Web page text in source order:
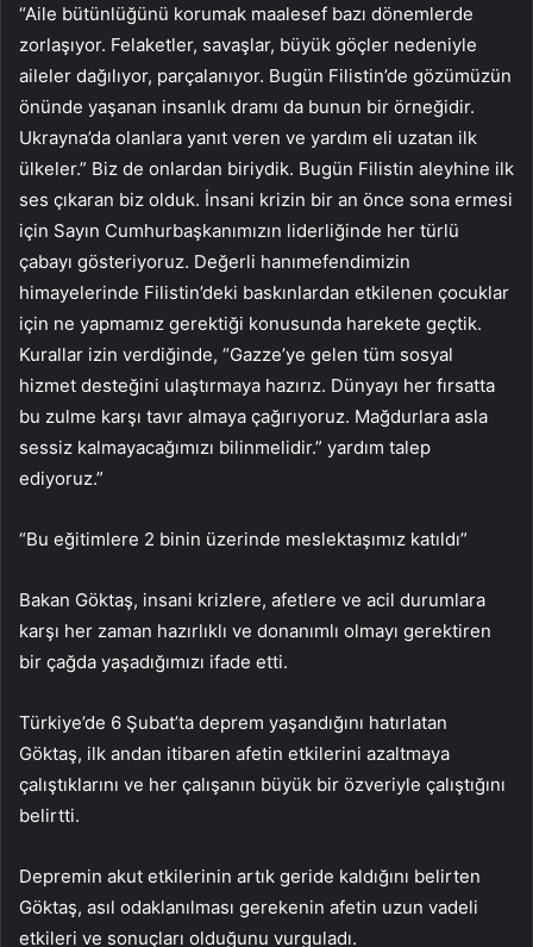
“Aile bütünlüğünü korumak maalesef bazı dönemlerde
zorlaşıyor. Felaketler, savaşlar, büyük göçler nedeniyle
aileler dağılıyor, parçalanıyor. Bugün Filistin’de gözümüzün
önünde yaşanan insanlık dramı da bunun bir örneğidir.
Ukrayna’da olanlara yanıt veren ve yardım eli uzatan ilk
ülkeler.” Biz de onlardan biriydik. Bugün Filistin aleyhine ilk
ses çıkaran biz olduk. İnsani krizin bir an önce sona ermesi
için Sayın Cumhurbaşkanımızın liderliğinde her türlü
çabayı gösteriyoruz. Değerli hanımefendimizin
himayelerinde Filistin’deki baskınlardan etkilenen çocuklar
için ne yapmamız gerektiği konusunda harekete geçtik.
Kurallar izin verdiğinde, “Gazze’ye gelen tüm sosyal
hizmet desteğini ulaştırmaya hazırız. Dünyayı her fırsatta
bu zulme karşı tavır almaya çağırıyoruz. Mağdurlara asla
sessiz kalmayacağımızı bilinmelidir.” yardım talep
ediyoruz.”
“Bu eğitimlere 2 binin üzerinde meslektaşımız katıldı”
Bakan Göktaş, insani krizlere, afetlere ve acil durumlara
karşı her zaman hazırlıklı ve donanımlı olmayı gerektiren
bir çağda yaşadığımızı ifade etti.
Türkiye’de 6 Şubat’ta deprem yaşandığını hatırlatan
Göktaş, ilk andan itibaren afetin etkilerini azaltmaya
çalıştıklarını ve her çalışanın büyük bir özveriyle çalıştığını
belirtti.
Depremin akut etkilerinin artık geride kaldığını belirten
Göktaş, asıl odaklanılması gerekenin afetin uzun vadeli
etkileri ve sonuçları olduğunu vurguladı.